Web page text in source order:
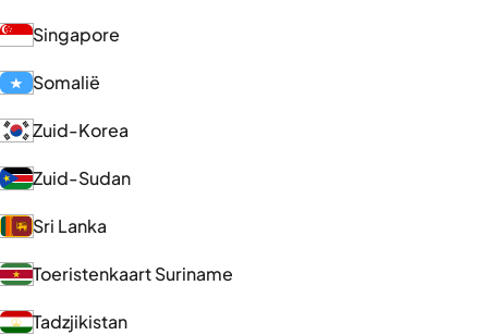
Singapore
Somalië
Zuid-Korea
Zuid-Sudan
Sri Lanka
Toeristenkaart Suriname
Tadzjikistan